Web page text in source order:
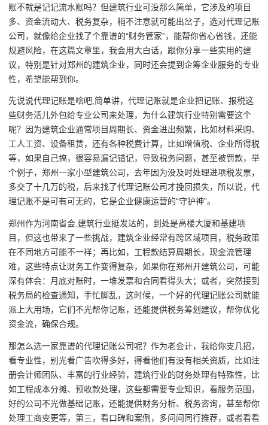
账不就是记记流水账吗？但建筑行业可没那么简单，它涉及的项目
多、资金流动大、税务复杂，稍不注意就可能出岔子，选对代理记账
公司，就像给企业找了个靠谱的“财务管家”，能帮你省心省钱，还能
规避风险，在这篇文章里，我会用大白话，跟你分享一些实用的建
议，特别是针对郑州的建筑企业，同时还会提到企筹企业服务的专业
性，希望能帮到你。
先说说代理记账是啥吧,简单讲，代理记账就是企业把记账、报税这
些财务活儿外包给专业公司来处理，为什么建筑行业特别需要这个
呢？因为建筑企业通常项目周期长、资金进出频繁，比如材料采购、
工人工资、设备租赁，还有各种税费计算，比如增值税、企业所得税
等，如果自己搞，很容易漏记错记，导致税务问题，甚至被罚款，举
个例子，郑州一家小型建筑公司，去年因为没及时处理进项税发票，
多交了十几万的税，后来找了代理记账公司才挽回损失，所以说，代
理记账不是可有可无的，它是企业健康运营的“守护神”。
郑州作为河南省会,建筑行业挺发达的，到处是高楼大厦和基建项
目，但这也带来了一些挑战，建筑企业经常有跨区域项目，税务政策
在不同地方可能不一样；再比如，工程款结算周期长，现金流管理
难，这些特点让财务工作变得复杂，如果你在郑州开建筑公司，可能
深有体会：月底对账时，一堆发票和合同看得头大；或者，突然接到
税务局的检查通知，手忙脚乱，这时候，一个好的代理记账公司就能
派上大用场，它们不光帮你记账，还能提供税务筹划建议，帮你优化
资金流，确保合规。
那怎么选一家靠谱的代理记账公司呢？作为老会计，我给你支几招，
看专业性，别光看广告吹得多好，得看他们有没有相关资质，比如注
册会计师团队、丰富的行业经验，建筑行业的财务处理有特殊性，比
如工程成本分摊、预收款处理，这些都需要专业知识，看服务范围，
好的公司不光做基础记账，还能提供财务分析、税务咨询，甚至帮你
处理工商变更等，第三，看口碑和案例，多问问同行推荐，或者看看